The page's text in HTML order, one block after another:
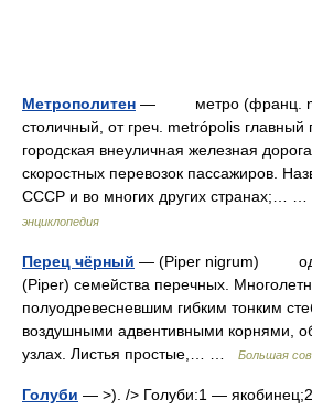
Метрополитен — метро (франц.
столичный, от греч. metrópolis главный
городская внеуличная железная
скоростных перевозок пассажиров.
СССР и во многих других странах;… …
энциклопедия
Перец чёрный — (Piper nigrum)
(Piper) семейства перечных.
полуодревесневшим гибким тонким
воздушными адвентивными корнями,
узлах. Листья простые,… …
Большая
Голуби — >). /> Голуби:1 —